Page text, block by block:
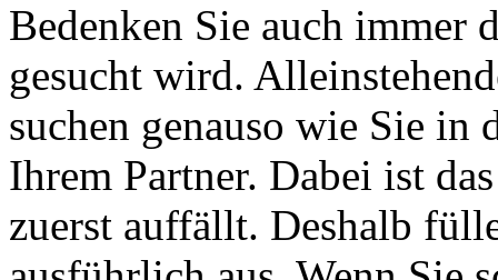
Bedenken Sie auch immer
gesucht wird.
suchen genauso wie Sie in
Ihrem Partner. Dabei ist
zuerst auffällt. Deshalb